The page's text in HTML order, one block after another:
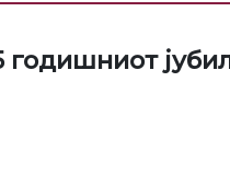
годишниот